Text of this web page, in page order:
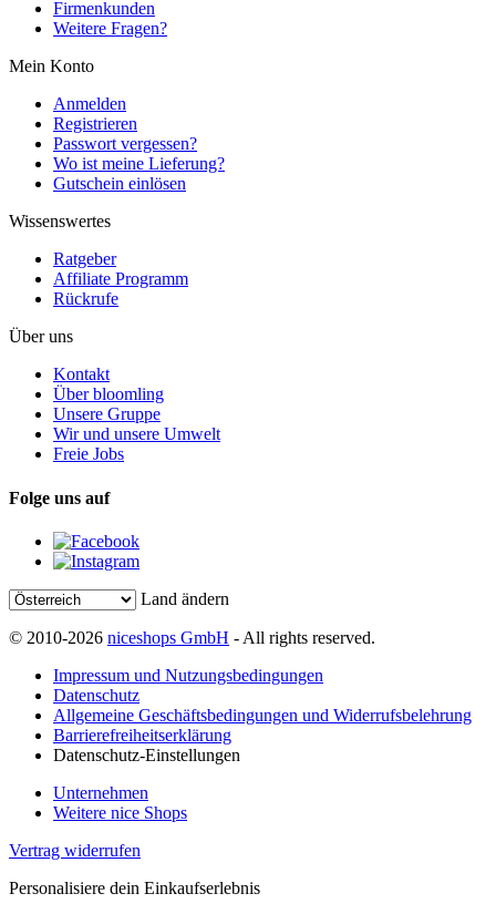
Firmenkunden
Weitere Fragen?
Mein Konto
Anmelden
Registrieren
Passwort vergessen?
Wo ist meine Lieferung?
Gutschein einlösen
Wissenswertes
Ratgeber
Affiliate Programm
Rückrufe
Über uns
Kontakt
Über bloomling
Unsere Gruppe
Wir und unsere Umwelt
Freie Jobs
Folge uns auf
Land ändern
© 2010-2026 niceshops GmbH - All rights reserved.
Impressum und Nutzungsbedingungen
Datenschutz
Allgemeine Geschäftsbedingungen und Widerrufsbelehrung
Barrierefreiheitserklärung
Datenschutz-Einstellungen
Unternehmen
Weitere nice Shops
Vertrag widerrufen
Personalisiere dein Einkaufserlebnis